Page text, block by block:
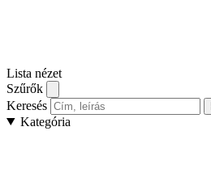
Lista nézet
Szűrők
Keresés
Kategória